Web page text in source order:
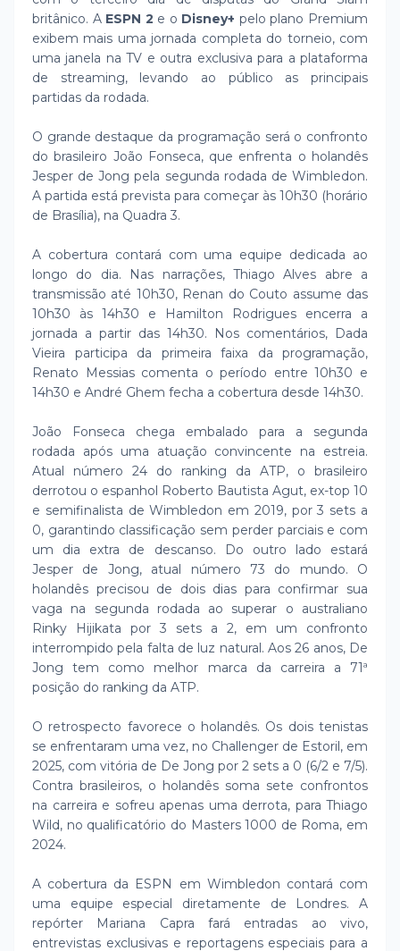
britânico. A ESPN 2 e o Disney+ pelo plano Premium
exibem mais uma jornada completa do torneio, com
uma janela na TV e outra exclusiva para a plataforma
de streaming, levando ao público as principais
partidas da rodada.
O grande destaque da programação será o confronto
do brasileiro João Fonseca, que enfrenta o holandês
Jesper de Jong pela segunda rodada de Wimbledon.
A partida está prevista para começar às 10h30 (horário
de Brasília), na Quadra 3.
A cobertura contará com uma equipe dedicada ao
longo do dia. Nas narrações, Thiago Alves abre a
transmissão até 10h30, Renan do Couto assume das
10h30 às 14h30 e Hamilton Rodrigues encerra a
jornada a partir das 14h30. Nos comentários, Dada
Vieira participa da primeira faixa da programação,
Renato Messias comenta o período entre 10h30 e
14h30 e André Ghem fecha a cobertura desde 14h30.
João Fonseca chega embalado para a segunda
rodada após uma atuação convincente na estreia.
Atual número 24 do ranking da ATP, o brasileiro
derrotou o espanhol Roberto Bautista Agut, ex-top 10
e semifinalista de Wimbledon em 2019, por 3 sets a
0, garantindo classificação sem perder parciais e com
um dia extra de descanso. Do outro lado estará
Jesper de Jong, atual número 73 do mundo. O
holandês precisou de dois dias para confirmar sua
vaga na segunda rodada ao superar o australiano
Rinky Hijikata por 3 sets a 2, em um confronto
interrompido pela falta de luz natural. Aos 26 anos, De
Jong tem como melhor marca da carreira a 71ª
posição do ranking da ATP.
O retrospecto favorece o holandês. Os dois tenistas
se enfrentaram uma vez, no Challenger de Estoril, em
2025, com vitória de De Jong por 2 sets a 0 (6/2 e 7/5).
Contra brasileiros, o holandês soma sete confrontos
na carreira e sofreu apenas uma derrota, para Thiago
Wild, no qualificatório do Masters 1000 de Roma, em
2024.
A cobertura da ESPN em Wimbledon contará com
uma equipe especial diretamente de Londres. A
repórter Mariana Capra fará entradas ao vivo,
entrevistas exclusivas e reportagens especiais para a